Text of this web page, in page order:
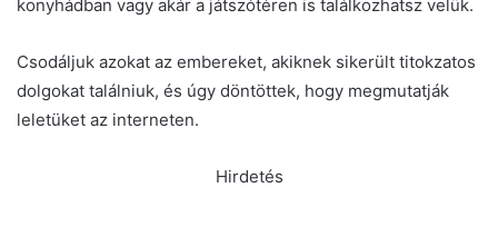
konyhádban vagy akár a játszótéren is találkozhatsz velük.
Csodáljuk azokat az embereket, akiknek sikerült titokzatos
dolgokat találniuk, és úgy döntöttek, hogy megmutatják
leletüket az interneten.
Hirdetés